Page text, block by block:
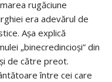
rugăciune
era adevărul de
Așa explică
„binecredincioși” din
de către preot.
între cei care